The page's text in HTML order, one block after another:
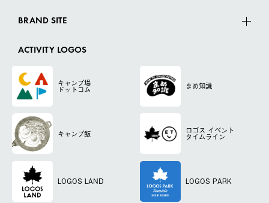
BRAND SITE
ACTIVITY LOGOS
キャンプ場
ドットコム まめ知識
キャンプ飯 ロゴス イベント
タイムライン
LOGOS LAND LOGOS PARK